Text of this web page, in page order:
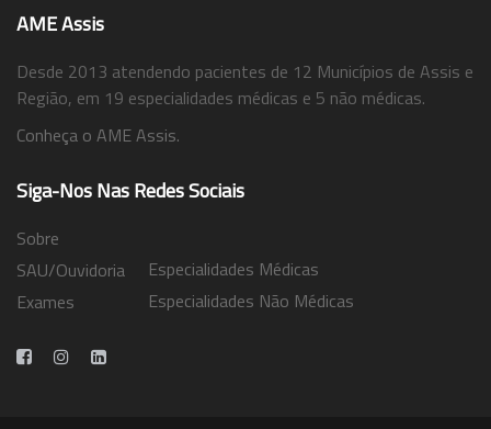
AME Assis
Desde 2013 atendendo pacientes de 12 Municípios de Assis e
Região, em 19 especialidades médicas e 5 não médicas.
Conheça o AME Assis.
Siga-Nos Nas Redes Sociais
Sobre
SAU/Ouvidoria
Exames
Especialidades Médicas
Especialidades Não Médicas